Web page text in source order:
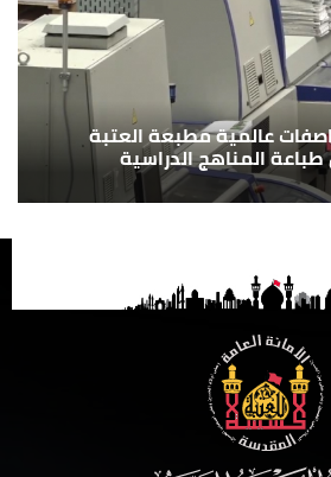
عالمية مطبعة العتبة
المناهج الدراسية